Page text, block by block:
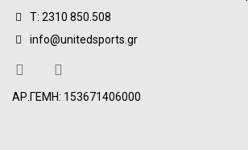
Τ: 2310 850.508
info@unitedsports.gr
ΑΡ.ΓΕΜΗ: 153671406000